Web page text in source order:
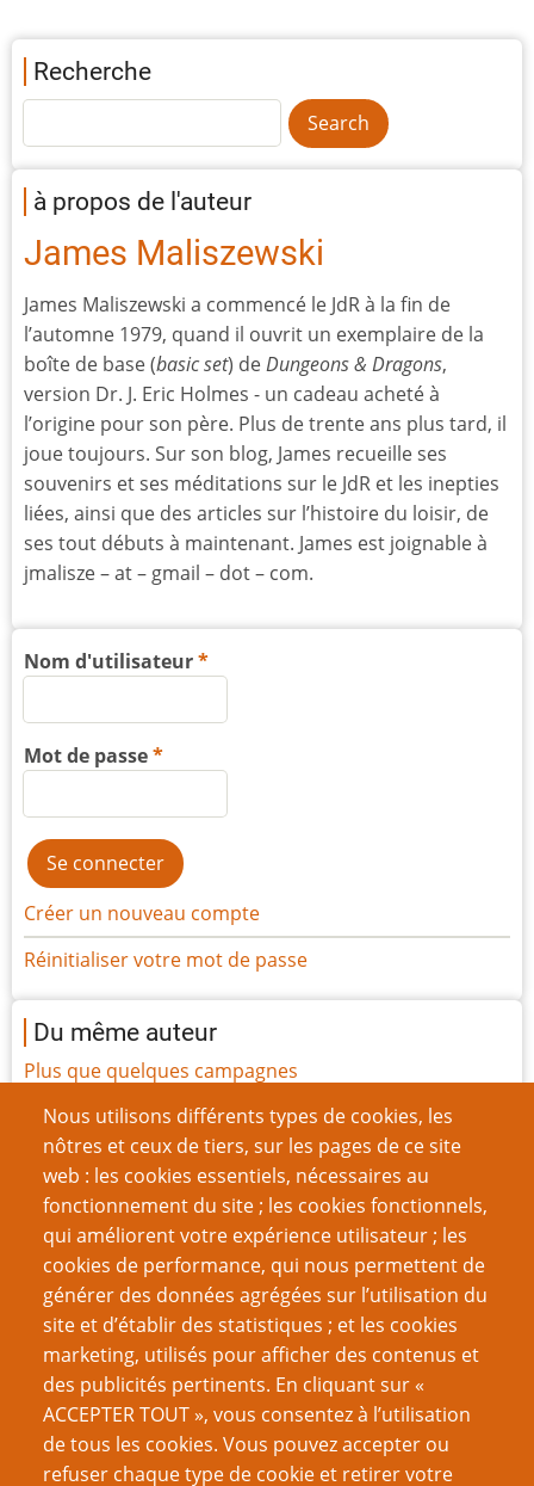
Nous utilisons différents types de cookies, les
nôtres et ceux de tiers, sur les pages de ce site
web : les cookies essentiels, nécessaires au
fonctionnement du site ; les cookies fonctionnels,
qui améliorent votre expérience utilisateur ; les
cookies de performance, qui nous permettent de
générer des données agrégées sur l’utilisation du
site et d’établir des statistiques ; et les cookies
marketing, utilisés pour afficher des contenus et
des publicités pertinents. En cliquant sur «
ACCEPTER TOUT », vous consentez à l’utilisation
de tous les cookies. Vous pouvez accepter ou
refuser chaque type de cookie et retirer votre
Recherche
à propos de l'auteur
James Maliszewski
James Maliszewski a commencé le JdR à la fin de
l’automne 1979, quand il ouvrit un exemplaire de la
boîte de base (basic set) deDungeons & Dragons,
version Dr. J. Eric Holmes - un cadeau acheté à
l’origine pour son père. Plus de trente ans plus tard, il
joue toujours. Sur son blog, James recueille ses
souvenirs et ses méditations sur le JdR et les inepties
liées, ainsi que des articles sur l’histoire du loisir, de
ses tout débuts à maintenant. James est joignable à
jmalisze – at – gmail – dot – com.
Nom d'utilisateur
Mot de passe
Créer un nouveau compte
Réinitialiser votre mot de passe
Du même auteur
Plus que quelques campagnes
Interview : Sandy Petersen
Rétrospective : Authentic Thaumaturgy
Retrospective: En Garde !
Le christianisme implicite des premiers jeux de rôle
Bon pour la poubelle
Le Pouvoir prophétique des dés
Entretien avec Ken St. Andre
Scrappy-Doo et la révolution Tracy Hickman
Pagination 1
Page
suivante
››
VOUS AIMEREZ AUSSI